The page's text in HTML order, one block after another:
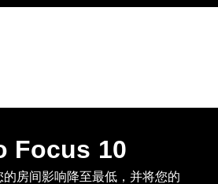
Focus 10
房间影响降至最低，并将您的